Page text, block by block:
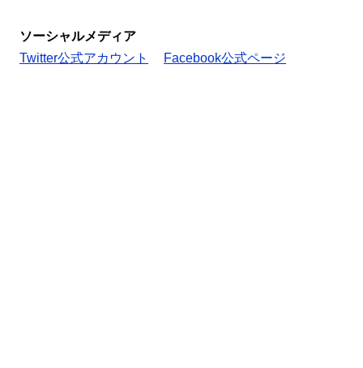
ソーシャルメディア
Twitter公式アカウント
Facebook公式ページ